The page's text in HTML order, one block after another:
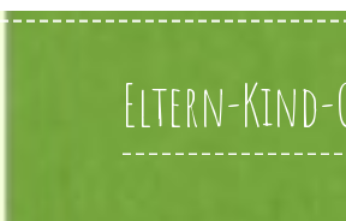
Eltern-Kind-